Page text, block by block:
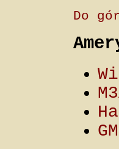
Do